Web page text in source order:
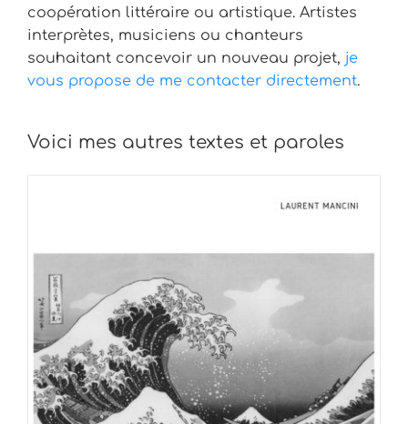
coopération littéraire ou artistique. Artistes
interprètes, musiciens ou chanteurs
souhaitant concevoir un nouveau projet, je
vous propose de me contacter directement.
Voici mes autres textes et paroles